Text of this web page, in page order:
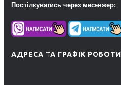
Поспілкуватись через месенжер:
АДРЕСА ТА ГРАФІК РОБОТИ